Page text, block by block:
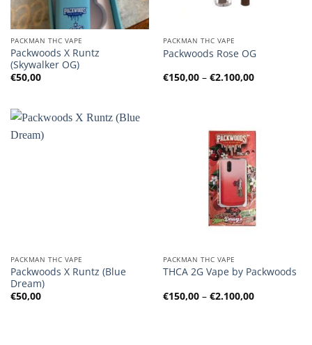
PACKMAN THC VAPE
Packwoods X Runtz
(Skywalker OG)
€50,00
PACKMAN THC VAPE
Packwoods Rose OG
€150,00 – €2.100,00
PACKMAN THC VAPE
Packwoods X Runtz (Blue
Dream)
€50,00
PACKMAN THC VAPE
THCA 2G Vape by Packwoods
€150,00 – €2.100,00
€150,00